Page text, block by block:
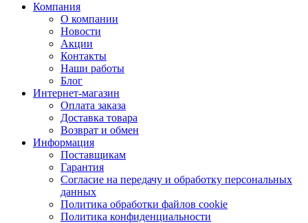
Компания
О компании
Новости
Акции
Контакты
Наши работы
Блог
Интернет-магазин
Оплата заказа
Доставка товара
Возврат и обмен
Информация
Поставщикам
Гарантия
Согласие на передачу и обработку персональных
данных
Политика обработки файлов cookie
Политика конфиденциальности